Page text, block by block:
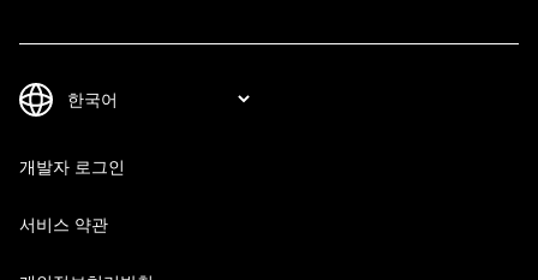
개발자 로그인
서비스 약관